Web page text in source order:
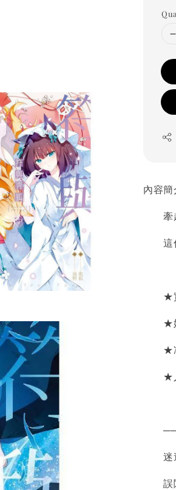
內容簡
牽起
這份
★實
★妖
★冷
★人
──我
迷途
誤闖